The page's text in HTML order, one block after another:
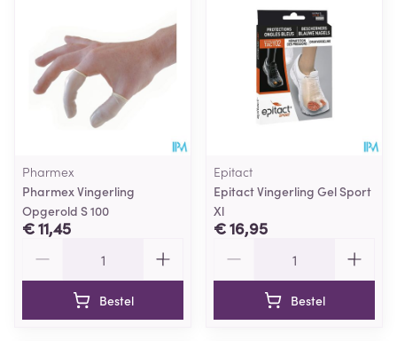
Pharmex
Pharmex Vingerling
Opgerold S 100
€ 11,45
Bestel
Epitact
Epitact Vingerling Gel Sport
Xl
€ 16,95
Bestel